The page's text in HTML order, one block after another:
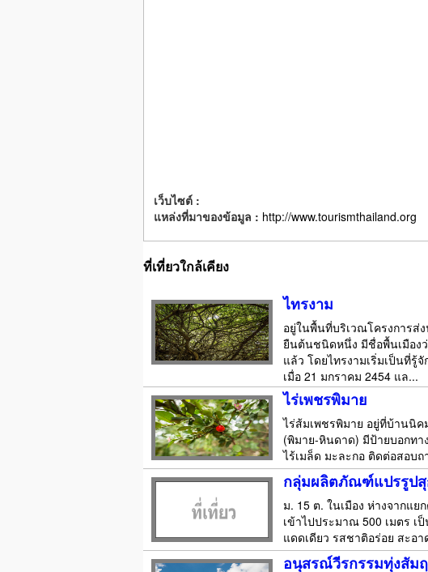
เว็บไซต์ :
แหล่งที่มาของข้อมูล : http://www.tourismthailand.org
ที่เที่ยวใกล้เคียง
ไทรงาม
อยู่ในพื้นที่บริเวณโครงการส่
ยืนต้นชนิดหนึ่ง มีชื่อพื้นเมืองว่
แล้ว โดยไทรงามเริ่มเป็นที่รู้
เมื่อ 21 มกราคม 2454 แล...
ไร่เพชรพิมาย
ไร่ส้มเพชรพิมาย อยู่ที่บ้านนิค
(พิมาย-หินดาด) มีป้ายบอกทา
ไร้เมล็ด มะละกอ ติดต่อสอบ
กลุ่มผลิตภัณฑ์แปรรูป
ม. 15 ต. ในเมือง ห่างจากแ
เข้าไปประมาณ 500 เมตร
แดดเดียว รสชาติอร่อย สะอา
อนุสรณ์วีรกรรมทุ่งสัม